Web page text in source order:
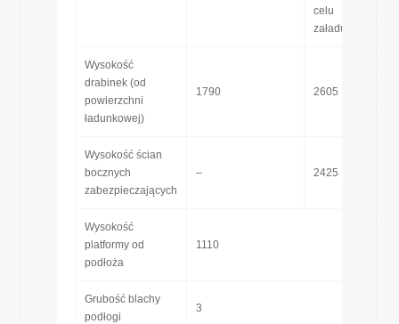
celu
załadunku bel )
Wysokość
drabinek (od
powierzchni
ładunkowej)
1790 2605
Wysokość ścian
bocznych
zabezpieczających
– 2425
Wysokość
platformy od
podłoża
1110
Grubość blachy
podłogi
3